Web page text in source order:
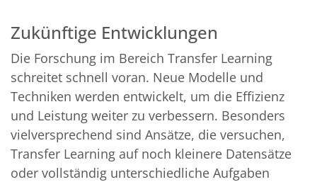
Zukünftige Entwicklungen
Die Forschung im Bereich Transfer Learning
schreitet schnell voran. Neue Modelle und
Techniken werden entwickelt, um die Effizienz
und Leistung weiter zu verbessern. Besonders
vielversprechend sind Ansätze, die versuchen,
Transfer Learning auf noch kleinere Datensätze
oder vollständig unterschiedliche Aufgaben